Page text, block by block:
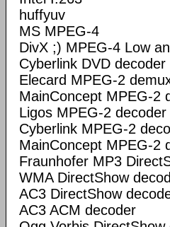
huffyuv
MS MPEG-4
DivX ;) MPEG-4 Low
Cyberlink DVD decoder
Elecard MPEG-2
MainConcept MPEG-2
Ligos MPEG-2 decoder
Cyberlink MPEG-2
MainConcept MPEG-2
Fraunhofer MP3
WMA DirectShow
AC3 DirectShow
AC3 ACM decoder